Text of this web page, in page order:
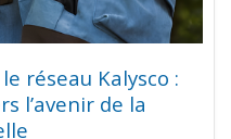
réseau Kalysco :
l’avenir de la